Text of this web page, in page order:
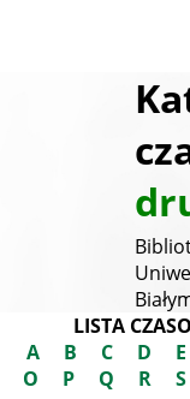
LISTA
A
B C D E
O
P Q R S